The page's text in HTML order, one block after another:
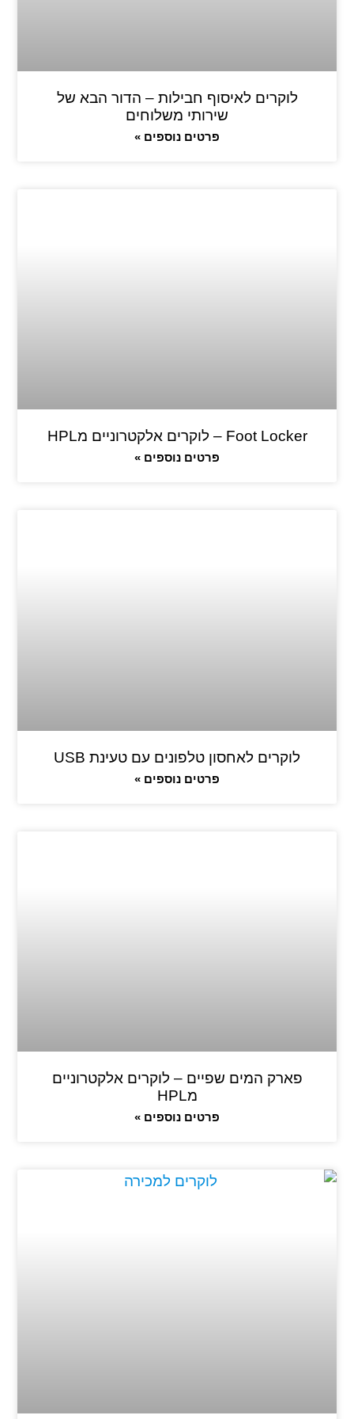
לוקרים לאיסוף חבילות – הדור הבא של
שירותי משלוחים
פרטים נוספים »
Foot Locker – לוקרים אלקטרוניים מHPL
פרטים נוספים »
לוקרים לאחסון טלפונים עם טעינת USB
פרטים נוספים »
פארק המים שפיים – לוקרים אלקטרוניים
מHPL
פרטים נוספים »